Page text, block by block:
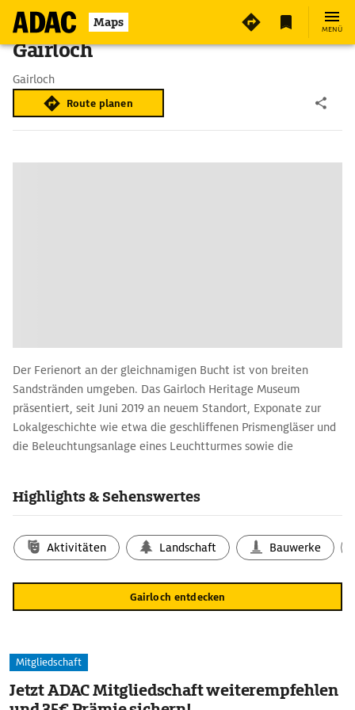
Maps MENÜ
Gairloch
Gairloch
Route planen
Der Ferienort an der gleichnamigen Bucht ist von breiten
Sandstränden umgeben. Das Gairloch Heritage Museum
präsentiert, seit Juni 2019 an neuem Standort, Exponate zur
Lokalgeschichte wie etwa die geschliffenen Prismengläser und
die Beleuchtungsanlage eines Leuchtturmes sowie die
für die Nachwelt zum Anhören archiviert.
Highlights & Sehenswertes
Aktivitäten Landschaft Bauwerke
Gairloch entdecken
Mitgliedschaft
Jetzt ADAC Mitgliedschaft weiterempfehlen